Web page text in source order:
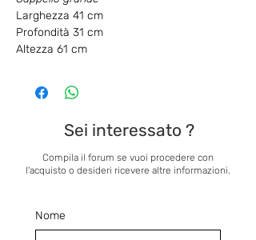
Larghezza 41 cm
Profondità 31 cm
Altezza 61 cm
Sei interessato ?
Compila il forum se vuoi procedere con
l'acquisto o desideri ricevere altre informazioni.
Nome